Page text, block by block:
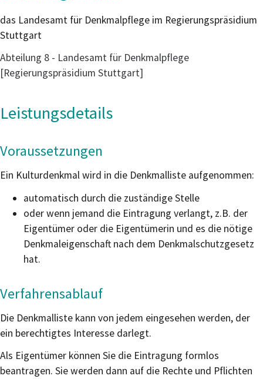
das Landesamt für Denkmalpflege im Regierungspräsidium
Stuttgart
Abteilung 8 - Landesamt für Denkmalpflege
[Regierungspräsidium Stuttgart]
Leistungsdetails
Voraussetzungen
Ein Kulturdenkmal wird in die Denkmalliste aufgenommen:
automatisch durch die zuständige Stelle
oder wenn jemand die Eintragung verlangt, z.B. der
Eigentümer oder die Eigentümerin und es die nötige
Denkmaleigenschaft nach dem Denkmalschutzgesetz
hat.
Verfahrensablauf
Die Denkmalliste kann von jedem eingesehen werden, der
ein berechtigtes Interesse darlegt.
Als Eigentümer können Sie die Eintragung formlos
beantragen. Sie werden dann auf die Rechte und Pflichten